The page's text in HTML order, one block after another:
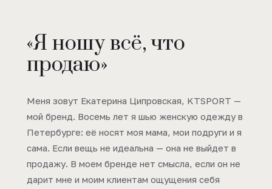
«Я ношу всё, что
продаю»
Меня зовут Екатерина Ципровская, KTSPORT —
мой бренд. Восемь лет я шью женскую одежду в
Петербурге: её носят моя мама, мои подруги и я
сама. Если вещь не идеальна — она не выйдет в
продажу. В моем бренде нет смысла, если он не
дарит мне и моим клиентам ощущения себя